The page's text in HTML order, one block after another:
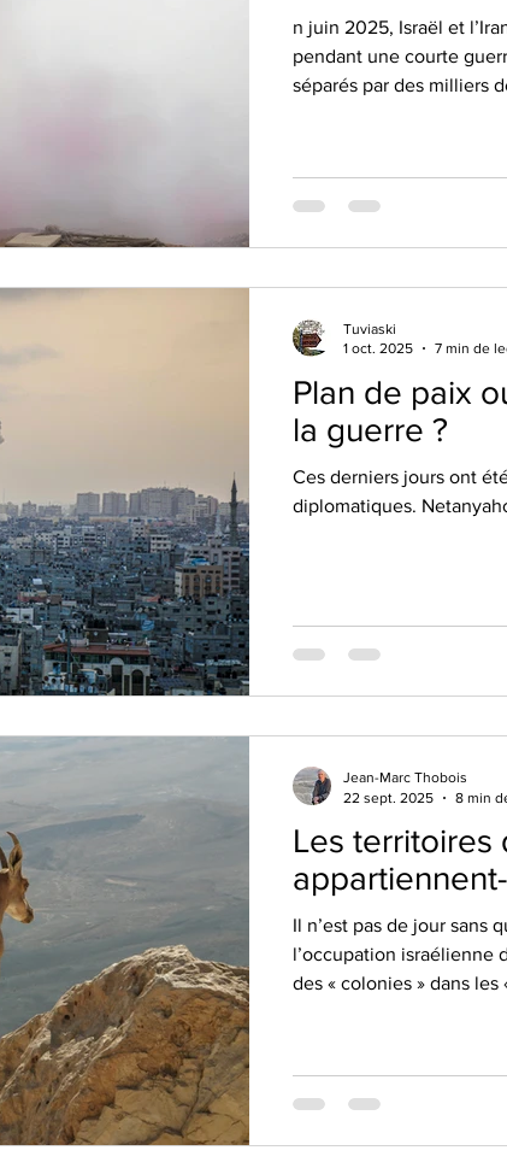
n juin 2025, Israël et
pendant une courte
séparés par des milliers
Plan de paix
la guerre ?
Ces derniers jours ont
diplomatiques.
Tuviaski
1 oct. 2025
7 min de
Les territoires
Il n’est pas de jour sans
l’occupation israélienne
des « colonies » dans les
Jean-Marc Thobois
22 sept. 2025
8 min